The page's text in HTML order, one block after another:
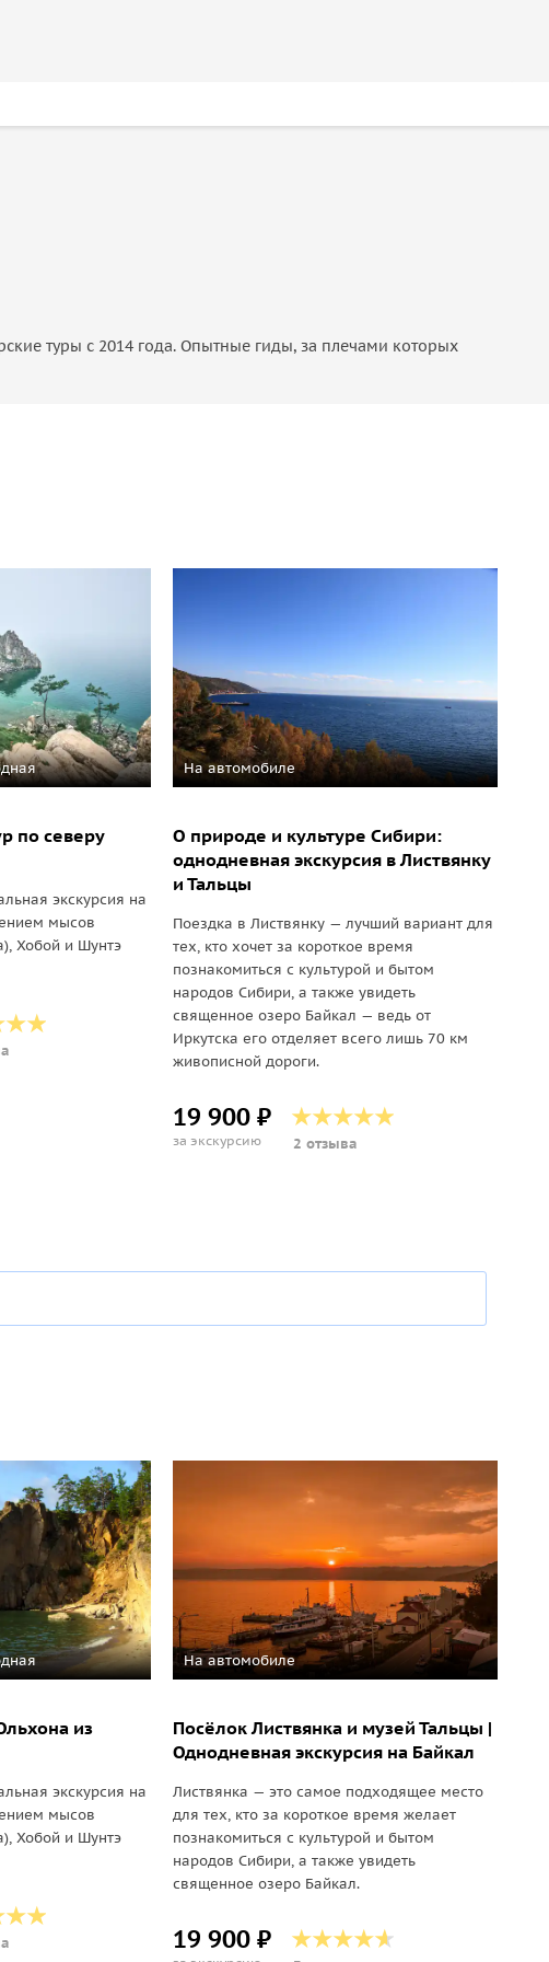
туры с 2014 года. Опытные гиды, за плечами которых
по северу
экскурсия на
мысов
Хобой и Шунтэ
На автомобиле
О природе и культуре Сибири:
однодневная экскурсия в Листвянку
и Тальцы
Поездка в Листвянку — лучший вариант для
тех, кто хочет за короткое время
познакомиться с культурой и бытом
народов Сибири, а также увидеть
священное озеро Байкал — ведь от
Иркутска его отделяет всего лишь 70 км
живописной дороги.
19 900 ₽
за экскурсию 2 отзыва
из
экскурсия на
мысов
Хобой и Шунтэ
На автомобиле
Посёлок Листвянка и музей Тальцы |
Однодневная экскурсия на Байкал
Листвянка — это самое подходящее место
для тех, кто за короткое время желает
познакомиться с культурой и бытом
народов Сибири, а также увидеть
священное озеро Байкал.
19 900 ₽